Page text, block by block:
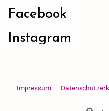
Facebook
Instagram
Impressum